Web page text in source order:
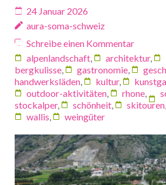
24 Januar 2026
aura-soma-schweiz
Schreibe einen Kommentar
alpenlandschaft, architektur,
bergkulisse, gastronomie,
handwerksläden, kultur,
outdoor-aktivitäten, rhone,
stockalper, schönheit, skitouren,
wallis, weingüter